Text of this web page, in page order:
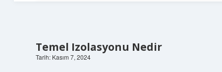
Temel Izolasyonu Nedir
Tarih: Kasım 7, 2024